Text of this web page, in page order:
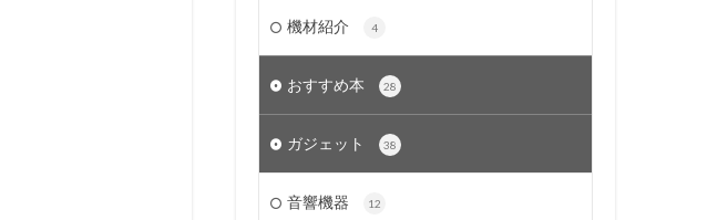
機材紹介 4
おすすめ本 28
ガジェット 38
音響機器 12